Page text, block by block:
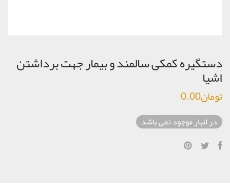
دستگیره کمکی سالمند و بیمار جهت برداشتن
اشیا
تومان0.00
در انبار موجود نمی باشد